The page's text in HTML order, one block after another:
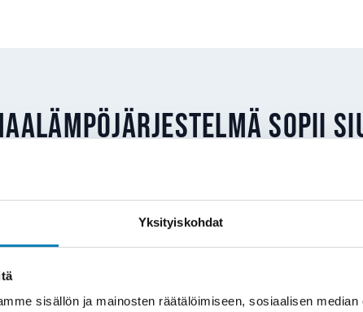
Yksityiskohdat
sisällön ja mainosten räätälöimiseen, sosiaalisen
sopii
kohteisiin, joissa on tilaa porareiälle ja
joko vesikiertoiset patterit tai lattialämmitys.
ovat:
Maalämpö korvaa öljykattilan kokonaan.